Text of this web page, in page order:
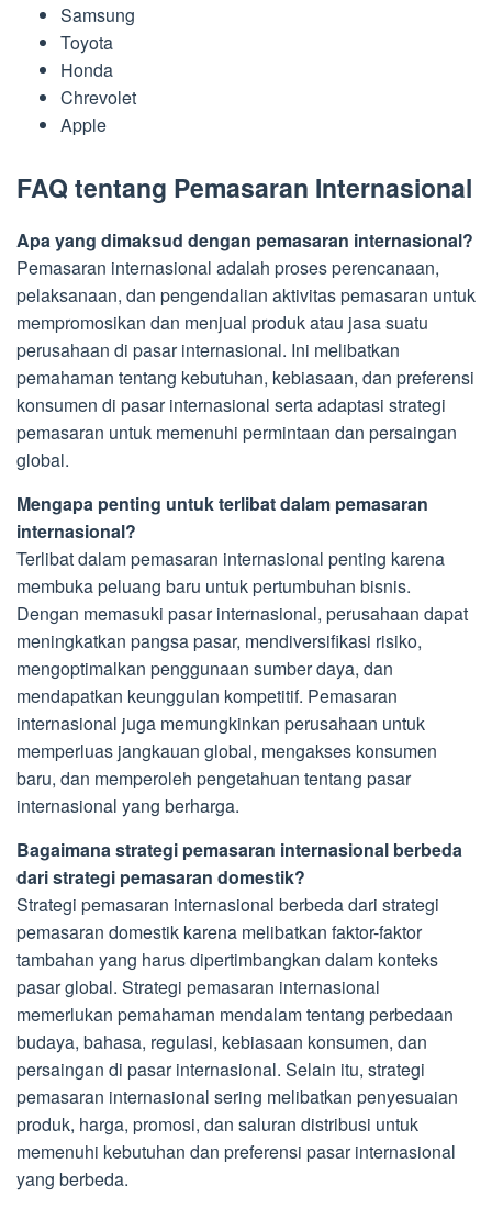
Samsung
Toyota
Honda
Chrevolet
Apple
FAQ tentang Pemasaran Internasional
Apa yang dimaksud dengan pemasaran internasional?
Pemasaran internasional adalah proses perencanaan,
pelaksanaan, dan pengendalian aktivitas pemasaran untuk
mempromosikan dan menjual produk atau jasa suatu
perusahaan di pasar internasional. Ini melibatkan
pemahaman tentang kebutuhan, kebiasaan, dan preferensi
konsumen di pasar internasional serta adaptasi strategi
pemasaran untuk memenuhi permintaan dan persaingan
global.
Mengapa penting untuk terlibat dalam pemasaran
internasional?
Terlibat dalam pemasaran internasional penting karena
membuka peluang baru untuk pertumbuhan bisnis.
Dengan memasuki pasar internasional, perusahaan dapat
meningkatkan pangsa pasar, mendiversifikasi risiko,
mengoptimalkan penggunaan sumber daya, dan
mendapatkan keunggulan kompetitif. Pemasaran
internasional juga memungkinkan perusahaan untuk
memperluas jangkauan global, mengakses konsumen
baru, dan memperoleh pengetahuan tentang pasar
internasional yang berharga.
Bagaimana strategi pemasaran internasional berbeda
dari strategi pemasaran domestik?
Strategi pemasaran internasional berbeda dari strategi
pemasaran domestik karena melibatkan faktor-faktor
tambahan yang harus dipertimbangkan dalam konteks
pasar global. Strategi pemasaran internasional
memerlukan pemahaman mendalam tentang perbedaan
budaya, bahasa, regulasi, kebiasaan konsumen, dan
persaingan di pasar internasional. Selain itu, strategi
pemasaran internasional sering melibatkan penyesuaian
produk, harga, promosi, dan saluran distribusi untuk
memenuhi kebutuhan dan preferensi pasar internasional
yang berbeda.